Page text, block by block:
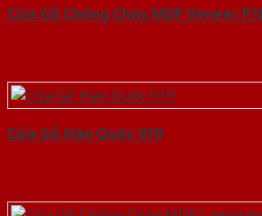
Cửa Gỗ Chống Cháy MDF Veneer
Cửa Gỗ Hàn Quốc 019